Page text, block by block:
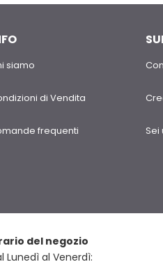
siamo
di Vendita
frequenti Sei
del negozio
Lunedì al Venerdì: